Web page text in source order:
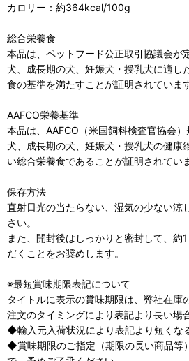
カロリー：約364kcal/100g
総合栄養食
本品は、ペットフード公正取引協議会が
犬、成長期の犬、妊娠犬・授乳犬に適し
食の基準を満たすことが証明されています
AAFCO栄養基準
本品は、AAFCO（米国飼料検査官協会
犬、成長期の犬、妊娠犬・授乳犬の健康
い総合栄養食であることが証明されてい
保存方法
直射日光の当たらない、湿気の少ない涼
さい。
また、開封後はしっかりと密封して、約
だくことをお奨めします。
※最短賞味期限表記について
タイトルに表示の賞味期限は、弊社在庫
注文のタイミングにより表記より長い場
◆輸入元入荷状況により表記より短くな
◆賞味期限のご指定（期限の長い商品等